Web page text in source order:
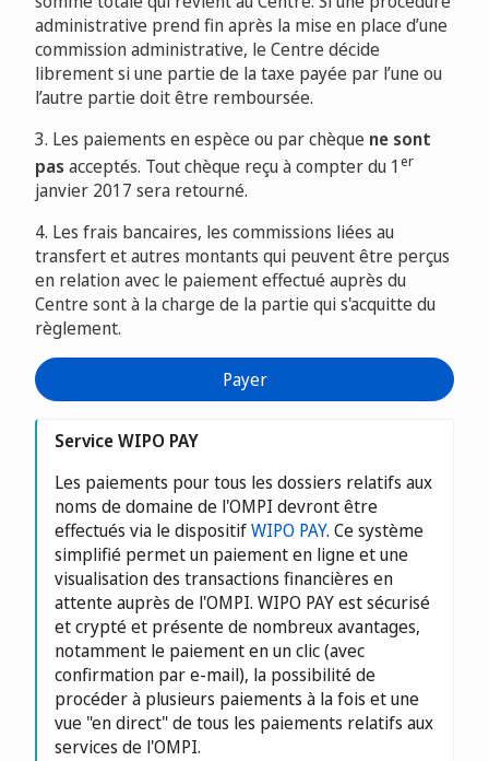
administrative prend fin après la mise en place d’une
commission administrative, le Centre décide
librement si une partie de la taxe payée par l’une ou
l’autre partie doit être remboursée.
3. Les paiements en espèce ou par chèque ne sont
pas acceptés. Tout chèque reçu à compter du 1er
janvier 2017 sera retourné.
4. Les frais bancaires, les commissions liées au
transfert et autres montants qui peuvent être perçus
en relation avec le paiement effectué auprès du
Centre sont à la charge de la partie qui s'acquitte du
règlement.
Payer
Service WIPO PAY
Les paiements pour tous les dossiers relatifs aux
noms de domaine de l'OMPI devront être
effectués via le dispositifWIPO PAY. Ce système
simplifié permet un paiement en ligne et une
visualisation des transactions financières en
attente auprès de l'OMPI. WIPO PAY est sécurisé
et crypté et présente de nombreux avantages,
notamment le paiement en un clic (avec
confirmation par e-mail), la possibilité de
procéder à plusieurs paiements à la fois et une
vue "en direct" de tous les paiements relatifs aux
services de l'OMPI.